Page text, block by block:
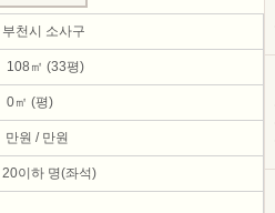
부천시 소사구
108㎡ (33평)
0㎡ (평)
만원 / 만원
20이하 명(좌석)